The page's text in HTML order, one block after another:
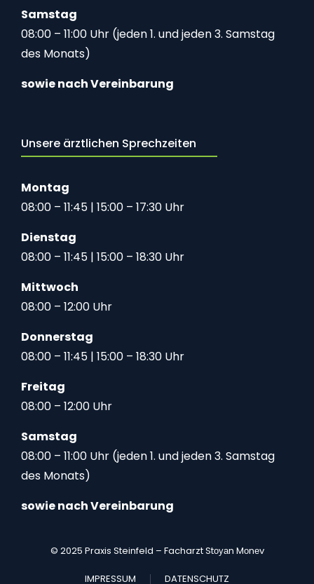
Samstag
08:00 – 11:00 Uhr (jeden 1. und jeden 3. Samstag
des Monats)
sowie nach Vereinbarung
Unsere ärztlichen Sprechzeiten
Montag
08:00 – 11:45 | 15:00 – 17:30 Uhr
Dienstag
08:00 – 11:45 | 15:00 – 18:30 Uhr
Mittwoch
08:00 – 12:00 Uhr
Donnerstag
08:00 – 11:45 | 15:00 – 18:30 Uhr
Freitag
08:00 – 12:00 Uhr
Samstag
08:00 – 11:00 Uhr (jeden 1. und jeden 3. Samstag
des Monats)
sowie nach Vereinbarung
© 2025 Praxis Steinfeld – Facharzt Stоуаn Mоnеv
IMPRESSUM DATENSCHUTZ